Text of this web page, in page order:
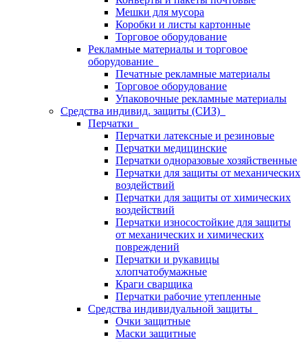
Мешки для мусора
Коробки и листы картонные
Торговое оборудование
Рекламные материалы и торговое
оборудование
Печатные рекламные материалы
Торговое оборудование
Упаковочные рекламные материалы
Средства индивид. защиты (СИЗ)
Перчатки
Перчатки латексные и резиновые
Перчатки медицинские
Перчатки одноразовые хозяйственные
Перчатки для защиты от механических
воздействий
Перчатки для защиты от химических
воздействий
Перчатки износостойкие для защиты
от механических и химических
повреждений
Перчатки и рукавицы
хлопчатобумажные
Краги сварщика
Перчатки рабочие утепленные
Средства индивидуальной защиты
Очки защитные
Маски защитные